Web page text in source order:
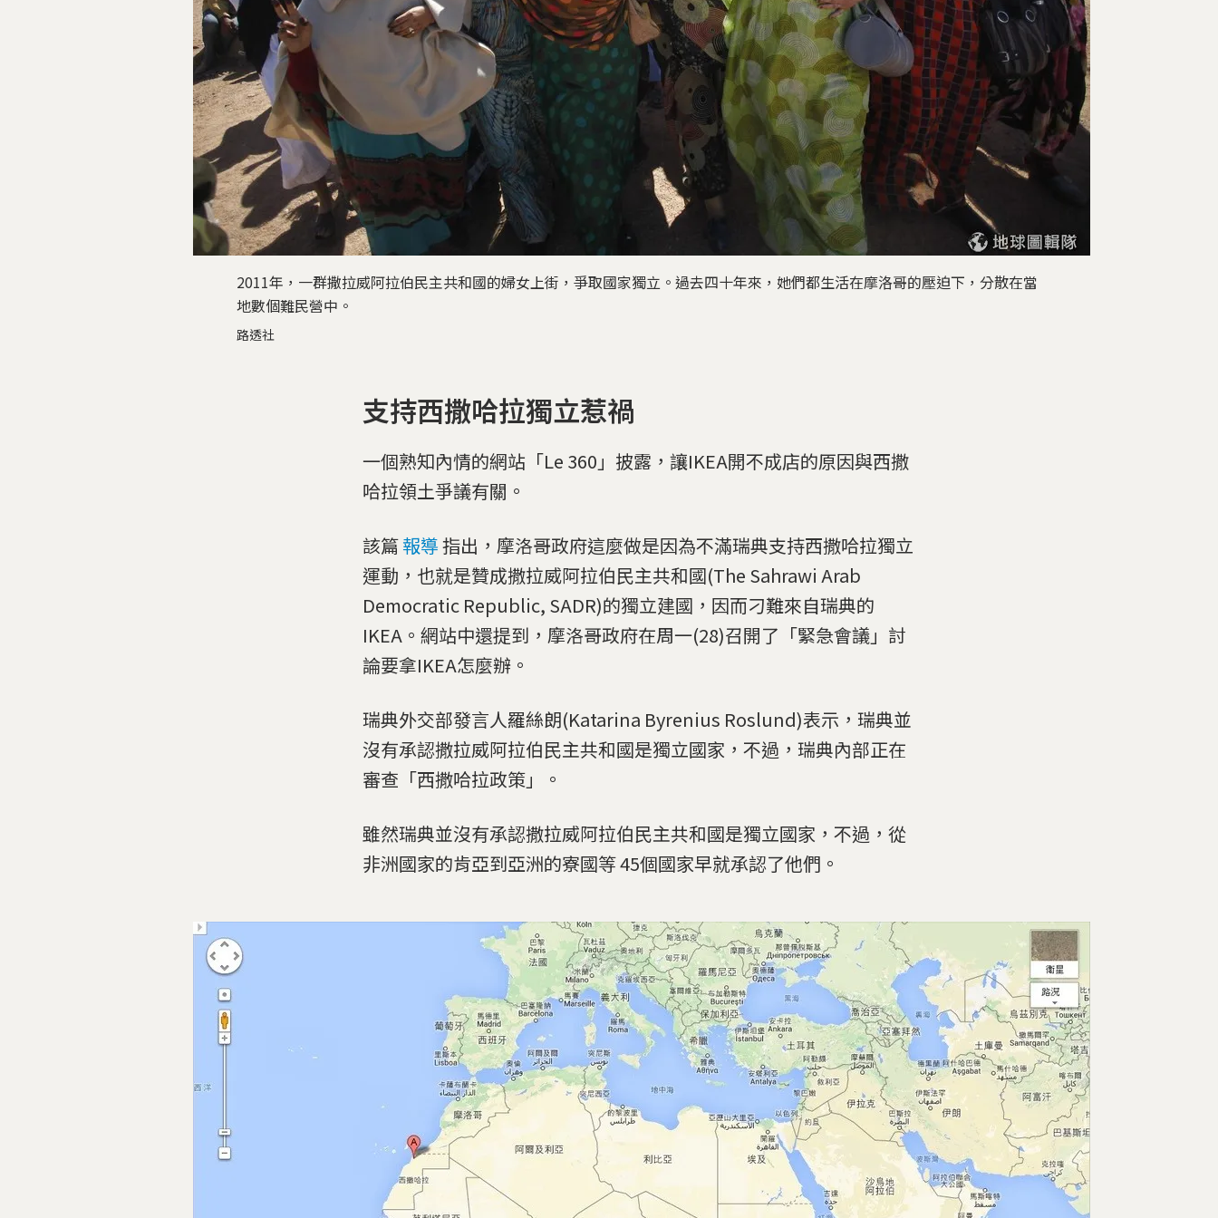
2011年，一群撒拉威阿拉伯民主共和國的婦女上街，爭取國家獨立。過去四十年來，她們都生活在摩洛哥的壓迫下，分散在當
地數個難民營中。
路透社
支持西撒哈拉獨立惹禍
一個熟知內情的網站「Le 360」披露，讓IKEA開不成店的原因與西撒
哈拉領土爭議有關。
該篇報導指出，摩洛哥政府這麼做是因為不滿瑞典支持西撒哈拉獨立
運動，也就是贊成撒拉威阿拉伯民主共和國(The Sahrawi Arab
Democratic Republic, SADR)的獨立建國，因而刁難來自瑞典的
IKEA。網站中還提到，摩洛哥政府在周一(28)召開了「緊急會議」討
論要拿IKEA怎麼辦。
瑞典外交部發言人羅絲朗(Katarina Byrenius Roslund)表示，瑞典並
沒有承認撒拉威阿拉伯民主共和國是獨立國家，不過，瑞典內部正在
審查「西撒哈拉政策」。
雖然瑞典並沒有承認撒拉威阿拉伯民主共和國是獨立國家，不過，從
非洲國家的肯亞到亞洲的寮國等 45個國家早就承認了他們。